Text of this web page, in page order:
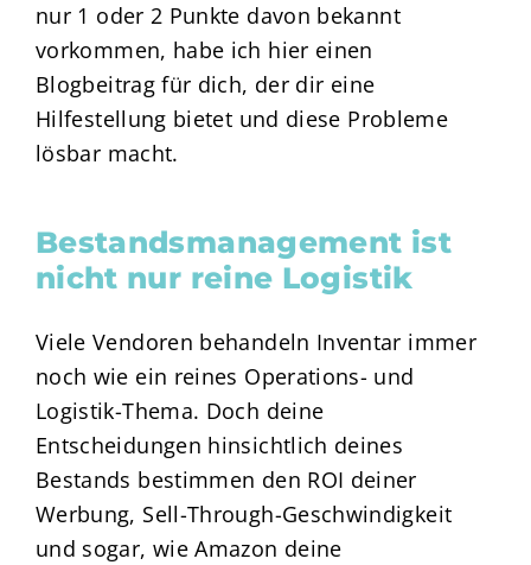
nur 1 oder 2 Punkte davon bekannt
vorkommen, habe ich hier einen
Blogbeitrag für dich, der dir eine
Hilfestellung bietet und diese Probleme
lösbar macht.
Bestandsmanagement ist
nicht nur reine Logistik
Viele Vendoren behandeln Inventar immer
noch wie ein reines Operations- und
Logistik-Thema. Doch deine
Entscheidungen hinsichtlich deines
Bestands bestimmen den ROI deiner
Werbung, Sell-Through-Geschwindigkeit
und sogar, wie Amazon deine